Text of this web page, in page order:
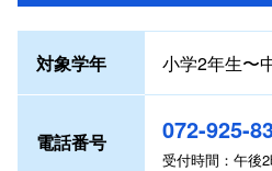
対象学年 小学2年生〜
電話番号 072-925-
受付時間：午後